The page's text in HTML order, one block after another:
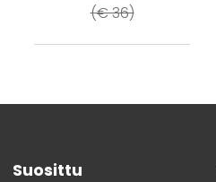
(€ 36)
Suosittu